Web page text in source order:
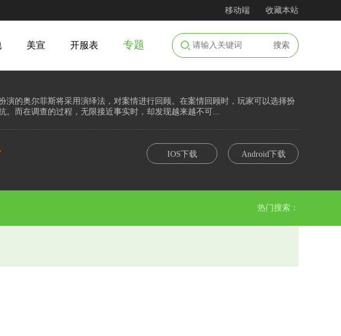
移动端 收藏本站
美宣 开服表 专题 搜索
演的奥尔菲斯将采用演绎法，对案情进行回顾。在案情回顾时，玩家可以选择扮
。而在调查的过程，无限接近事实时，却发现越来越不可...
IOS下载 Android下载
热门搜索：